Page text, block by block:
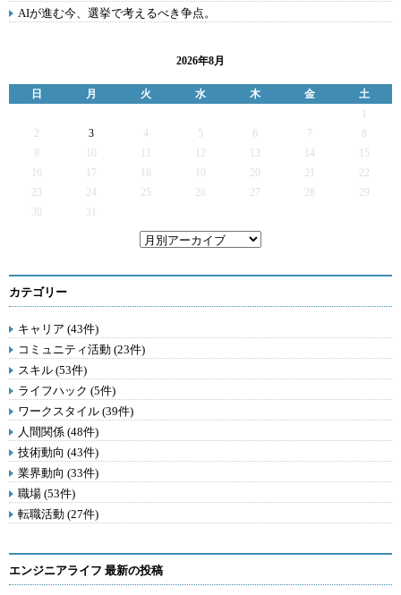
AIが進む今、選挙で考えるべき争点。
2026年8月
日 月 火 水 木 金
土
2
3 4 5 6 7
9
12 13 14
15
16
17 19 20 21
22
23
24 25 26 27 28
29
30
31
カテゴリー
キャリア (43件)
コミュニティ活動 (23件)
スキル (53件)
ライフハック (5件)
ワークスタイル (39件)
人間関係 (48件)
技術動向 (43件)
業界動向 (33件)
職場 (53件)
転職活動 (27件)
エンジニアライフ 最新の投稿